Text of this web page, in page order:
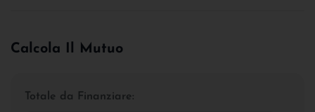
Calcola Il Mutuo
Totale da Finanziare: